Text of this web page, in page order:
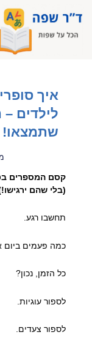
לתוכן
איך
לילדים
שתמצאו!
(בלי שהם
תחשבו רגע.
כמה פעמים ביום
כל הזמן, נכון?
לספור עוגיות.
לספור צעדים.